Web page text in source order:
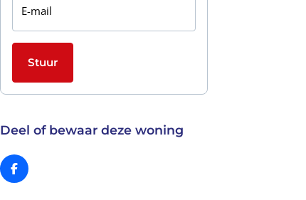
E-mail
Stuur
Deel of bewaar deze woning